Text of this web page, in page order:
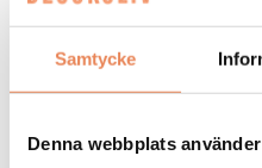
Samtycke
Denna webbplats